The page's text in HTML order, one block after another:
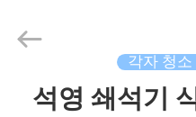
2026
Limited.
각자 청
석영 쇄석기